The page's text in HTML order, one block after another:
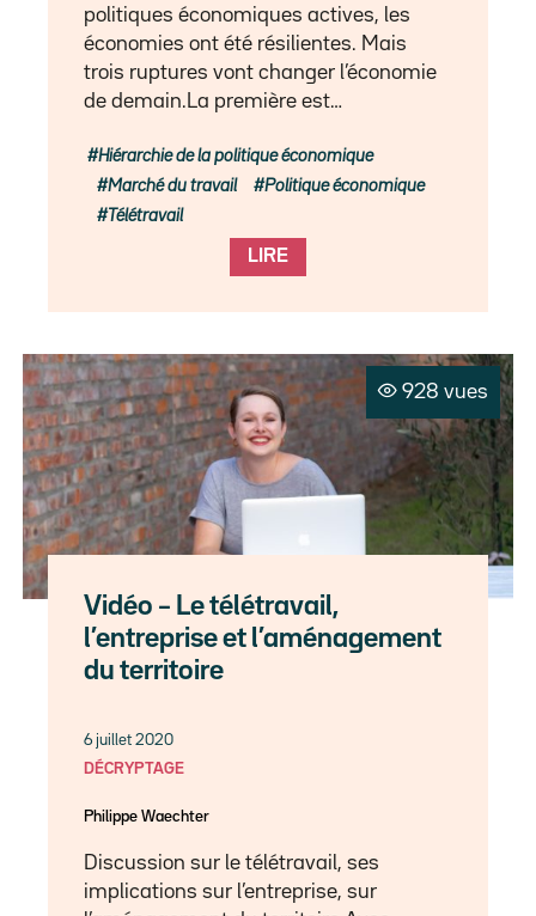
politiques économiques actives, les
économies ont été résilientes. Mais
trois ruptures vont changer l’économie
de demain.La première est…
LIRE
Hiérarchie de la politique économique
Marché du travail
Politique économique
Télétravail
928 vues
Vidéo – Le télétravail,
l’entreprise et l’aménagement
du territoire
6 juillet 2020
DÉCRYPTAGE
Philippe Waechter
Discussion sur le télétravail, ses
implications sur l’entreprise, sur